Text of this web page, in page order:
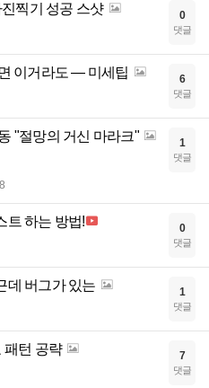
찍기 성공 스샷 0
댓글
이거라도 — 미세팁 6
댓글
"절망의 거신 마라크" 1
댓글
트 하는 방법! 0
댓글
데 버그가 있는 1
댓글
패턴 공략 7
댓글